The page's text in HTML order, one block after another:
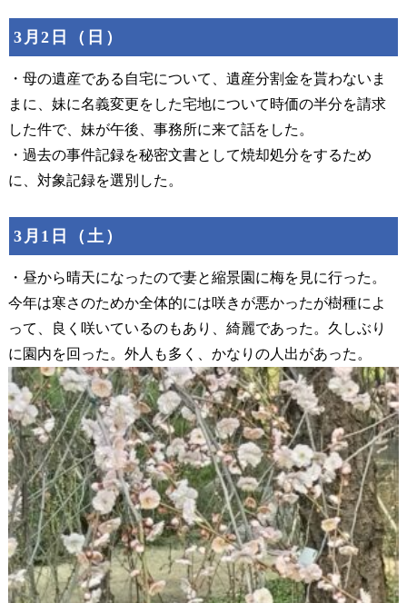
3月2日（日）
・母の遺産である自宅について、遺産分割金を貰わないま
まに、妹に名義変更をした宅地について時価の半分を請求
した件で、妹が午後、事務所に来て話をした。
・過去の事件記録を秘密文書として焼却処分をするため
に、対象記録を選別した。
3月1日（土）
・昼から晴天になったので妻と縮景園に梅を見に行った。
今年は寒さのためか全体的には咲きが悪かったが樹種によ
って、良く咲いているのもあり、綺麗であった。久しぶり
に園内を回った。外人も多く、かなりの人出があった。